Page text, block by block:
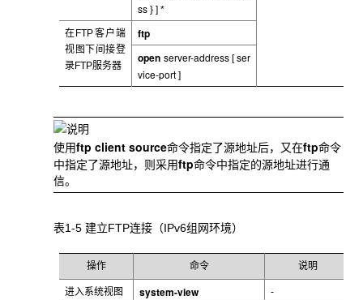
ss } ] *
在FTP客户端
视图下间接登
录FTP服务器
ftp
open server-address[ser
vice-port ]
使用ftp client source命令指定了源地址后，又在ftp命令
中指定了源地址，则采用ftp命令中指定的源地址进行通
信。
表1-5 建立FTP连接（IPv6组网环境）
操作 命令 说明
进入系统视图 system-view -